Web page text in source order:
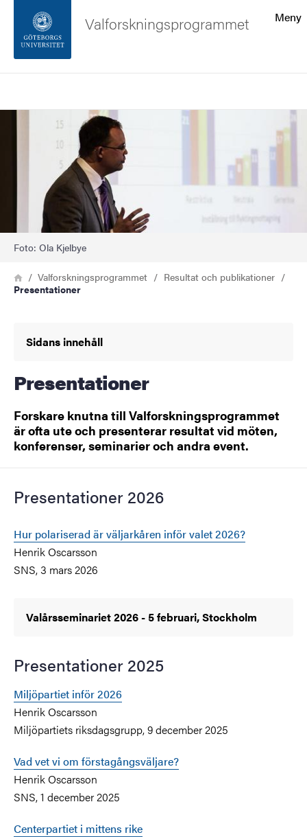
Sidfoten
Om webbplatsen
Meny
Valforskningsprogrammet
Bild
Foto: Ola Kjelbye
Länkstig
HemValforskningsprogrammet
Resultat och publikationer
Presentationer
Sidans innehåll
Presentationer
Forskare knutna till Valforskningsprogrammet
är ofta ute och presenterar resultat vid möten,
konferenser, seminarier och andra event.
Presentationer 2026
Hur polariserad är väljarkåren inför valet 2026?
Henrik Oscarsson
SNS, 3 mars 2026
Valårsseminariet 2026 - 5 februari, Stockholm
Presentationer 2025
Miljöpartiet inför 2026
Henrik Oscarsson
Miljöpartiets riksdagsgrupp, 9 december 2025
Vad vet vi om förstagångsväljare?
Henrik Oscarsson
SNS, 1 december 2025
Centerpartiet i mittens rike